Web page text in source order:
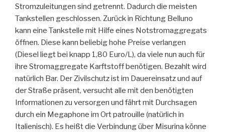
Stromzuleitungen sind getrennt. Dadurch die meisten
Tankstellen geschlossen. Zurück in Richtung Belluno
kann eine Tankstelle mit Hilfe eines Notstromaggregats
öffnen. Diese kann beliebig hohe Preise verlangen
(Diesel liegt bei knapp 1,80 Euro/L), da viele nun auch für
ihre Stromaggregate Karftstoff benötigen. Bezahlt wird
natürlich Bar. Der Zivilschutz ist im Dauereinsatz und auf
der Straße präsent, versucht alle mit den benötigten
Informationen zu versorgen und fährt mit Durchsagen
durch ein Megaphone im Ort patrouille (natürlich in
Italienisch). Es heißt die Verbindung über Misurina könne